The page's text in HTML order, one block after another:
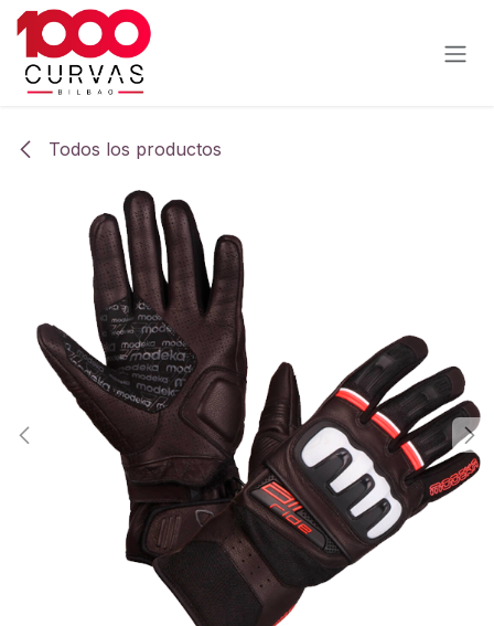
Ir al contenido
Todos los productos